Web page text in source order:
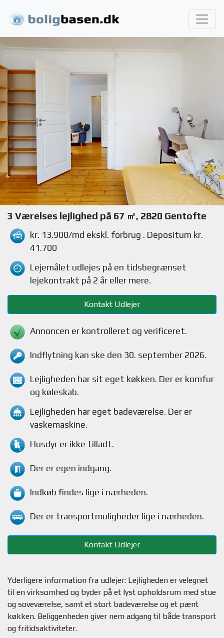
3 Værelses lejlighed på 67 ㎡, 2820 Gentofte
kr. 13.900/md ekskl. forbrug . Depositum kr.
41.700
Lejemålet udlejes på en tidsbegrænset
lejekontrakt på 2 år eller mere.
Kontakt Udlejer
Annoncen er kontrolleret og verificeret.
Indflytning kan ske den 30. september 2026.
Lejligheden har sit eget køkken. Der er komfur
og køleskab.
Lejligheden har eget badeværelse. Der er
vaskemaskine.
Husdyr er ikke tilladt.
Der er egen indgang.
Indkøb findes lige i nærheden.
Der er transportmuligheder lige i nærheden.
Kontakt Udlejer
Yderligere information fra udlejer: Lejligheden er velegnet
til en virksomhed og byder på et lyst opholdsrum med stue
og soveværelse, samt et stort badeværelse og et pænt
køkken. Beliggenheden giver nem adgang til både transport